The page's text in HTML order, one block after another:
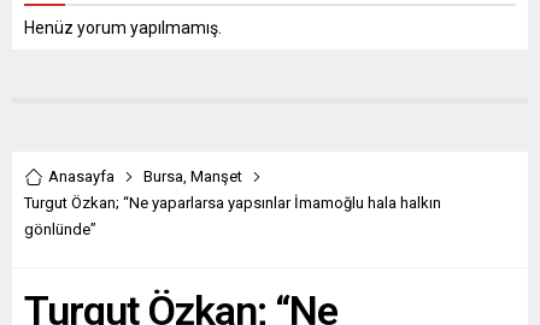
Henüz yorum yapılmamış.
Anasayfa Bursa Manşet
Turgut Özkan; “Ne yaparlarsa yapsınlar İmamoğlu hala halkın
gönlünde”
Turgut Özkan; “Ne